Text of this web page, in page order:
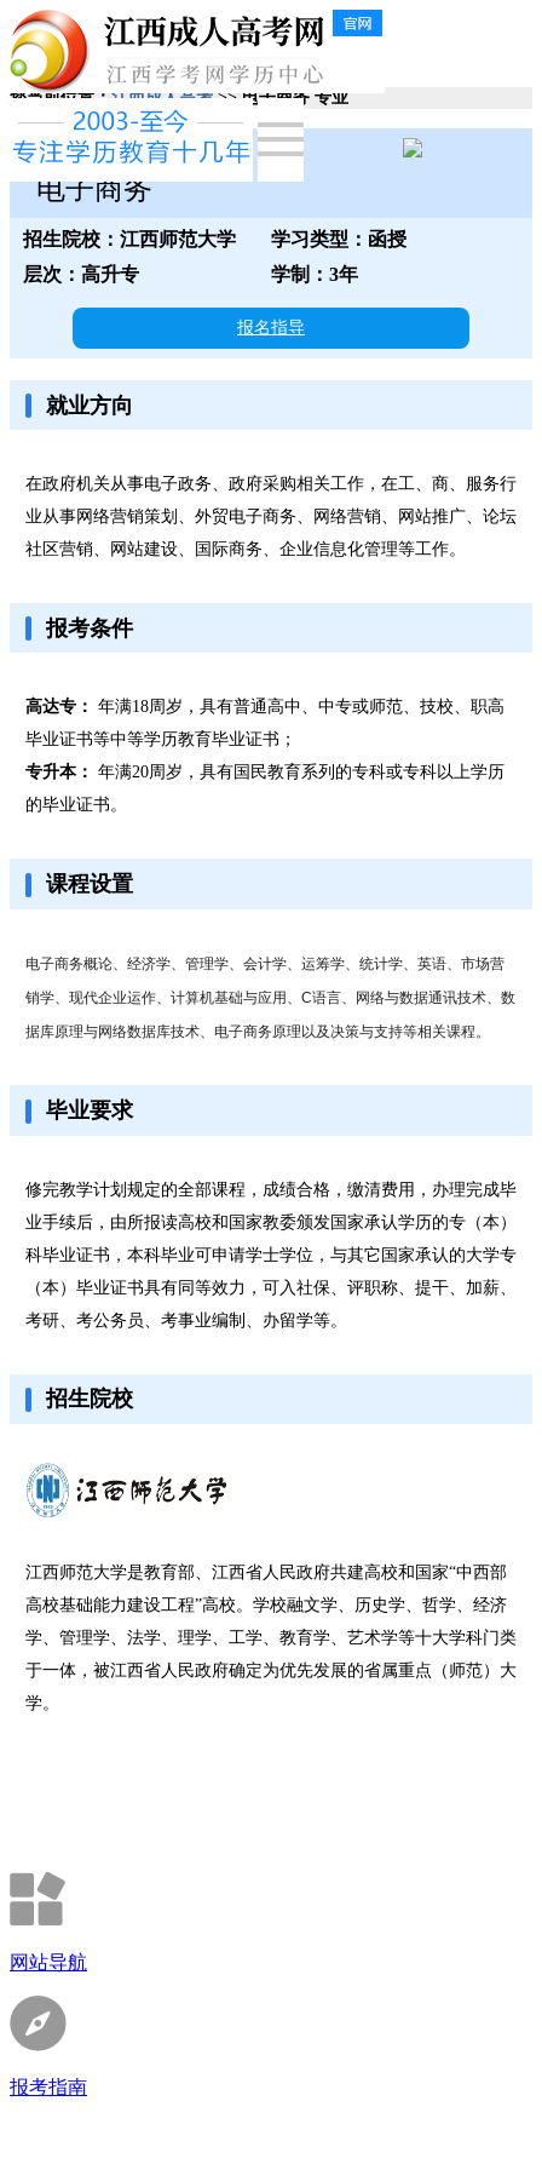
您当前位置： 江西成人高考 >> 电子商务 专业
江西师范大学
电子商务
招生院校：江西师范大学
学习类型：函授
层次：高升专
学制：3年
报名指导
就业方向
在政府机关从事电子政务、政府采购相关工作，在工、商、服务行
业从事网络营销策划、外贸电子商务、网络营销、网站推广、论坛
社区营销、网站建设、国际商务、企业信息化管理等工作。
报考条件
高达专： 年满18周岁，具有普通高中、中专或师范、技校、职高
毕业证书等中等学历教育毕业证书；
专升本： 年满20周岁，具有国民教育系列的专科或专科以上学历
的毕业证书。
课程设置
电子商务概论、经济学、管理学、会计学、运筹学、统计学、英语、市场营
销学、现代企业运作、计算机基础与应用、C语言、网络与数据通讯技术、数
据库原理与网络数据库技术、电子商务原理以及决策与支持等相关课程。
毕业要求
修完教学计划规定的全部课程，成绩合格，缴清费用，办理完成毕
业手续后，由所报读高校和国家教委颁发国家承认学历的专（本）
科毕业证书，本科毕业可申请学士学位，与其它国家承认的大学专
（本）毕业证书具有同等效力，可入社保、评职称、提干、加薪、
考研、考公务员、考事业编制、办留学等。
招生院校
江西师范大学是教育部、江西省人民政府共建高校和国家“中西部
高校基础能力建设工程”高校。学校融文学、历史学、哲学、经济
学、管理学、法学、理学、工学、教育学、艺术学等十大学科门类
于一体，被江西省人民政府确定为优先发展的省属重点（师范）大
学。
网站导航
报考指南